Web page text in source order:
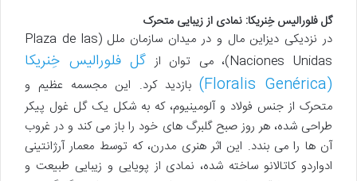
گل فلورالیس خِنریکا: نمادی از زیبایی متحرک
در نزدیکی دیزاین مال و در میدان سازمان ملل (Plaza de las
Naciones Unidas)، می توان از
گل فلورالیس خِنریکا
(Floralis Genérica)
بازدید کرد. این مجسمه عظیم و
متحرک از جنس فولاد و آلومینیوم، که به شکل یک گل غول پیکر
طراحی شده، هر روز صبح گلبرگ های خود را باز می کند و در غروب
آن ها را می بندد. این اثر هنری مدرن، که توسط معمار آرژانتینی
ادواردو کاتالانو ساخته شده، نمادی از پویایی و زیبایی طبیعت و